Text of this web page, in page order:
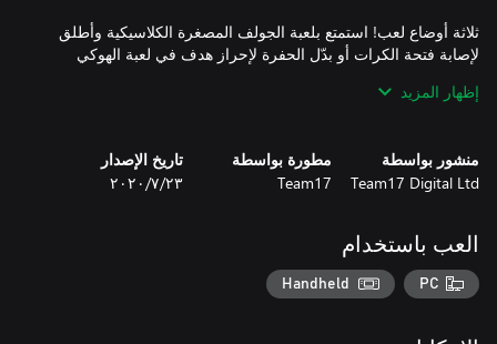
ثلاثة أوضاع لعب! استمتع بلعبة الجولف المصغرة الكلاسيكية وأطلق
التخصيصات! أدر الممر إلى المدرج باستخدام المسارات والأشكال
إظهار المزيد
منشور بواسطة
Team17 Digital Ltd
مطورة بواسطة
Team17
تاريخ الإصدار
٢٣‏/٧‏/٢٠٢٠
العب باستخدام
PC
Handheld